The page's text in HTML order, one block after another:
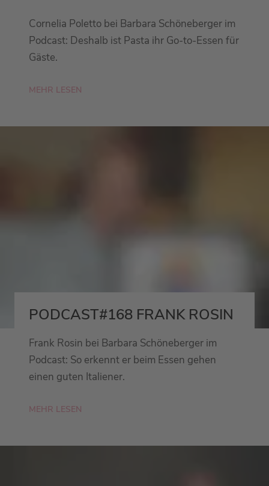
Cornelia Poletto bei Barbara Schöneberger im
Podcast: Deshalb ist Pasta ihr Go-to-Essen für
Gäste.
MEHR LESEN
PODCAST#168 FRANK ROSIN
Frank Rosin bei Barbara Schöneberger im
Podcast: So erkennt er beim Essen gehen
einen guten Italiener.
MEHR LESEN